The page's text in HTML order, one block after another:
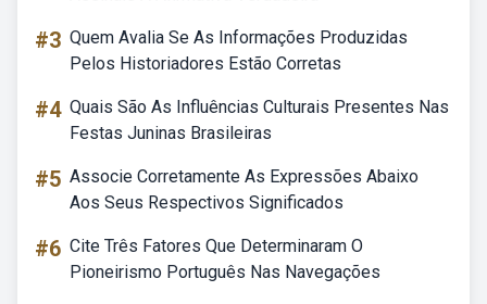
#3 Quem Avalia Se As Informações Produzidas
Pelos Historiadores Estão Corretas
#4 Quais São As Influências Culturais Presentes Nas
Festas Juninas Brasileiras
#5 Associe Corretamente As Expressões Abaixo
Aos Seus Respectivos Significados
#6 Cite Três Fatores Que Determinaram O
Pioneirismo Português Nas Navegações